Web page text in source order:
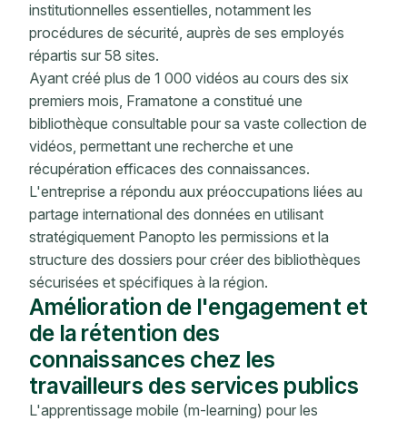
institutionnelles essentielles, notamment les
procédures de sécurité, auprès de ses employés
répartis sur 58 sites.
Ayant créé plus de 1 000 vidéos au cours des six
premiers mois, Framatone a constitué une
bibliothèque consultable pour sa vaste collection de
vidéos, permettant une recherche et une
récupération efficaces des connaissances.
L'entreprise a répondu aux préoccupations liées au
partage international des données en utilisant
stratégiquement Panopto les permissions et la
structure des dossiers pour créer des bibliothèques
sécurisées et spécifiques à la région.
Amélioration de l'engagement et
de la rétention des
connaissances chez les
travailleurs des services publics
L'apprentissage mobile (m-learning) pour les